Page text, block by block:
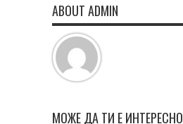
ABOUT ADMIN
МОЖЕ ДА ТИ Е ИНТЕРЕСНО